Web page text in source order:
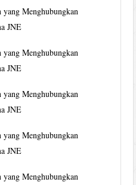
Menghubungkan
JNE
Menghubungkan
JNE
Menghubungkan
JNE
Menghubungkan
JNE
Menghubungkan